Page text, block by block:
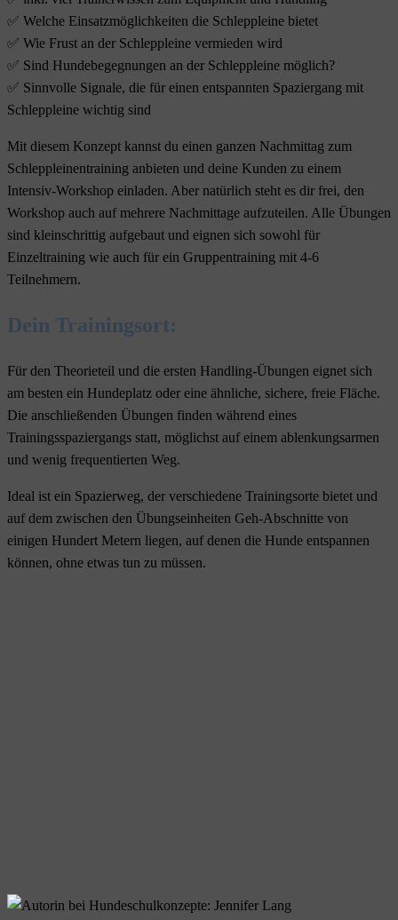
✅ Welche Einsatzmöglichkeiten die Schleppleine bietet
✅ Wie Frust an der Schleppleine vermieden wird
✅ Sind Hundebegegnungen an der Schleppleine möglich?
✅ Sinnvolle Signale, die für einen entspannten Spaziergang mit
Schleppleine wichtig sind
Mit diesem Konzept kannst du einen ganzen Nachmittag zum
Schleppleinentraining anbieten und deine Kunden zu einem
Intensiv-Workshop einladen. Aber natürlich steht es dir frei, den
Workshop auch auf mehrere Nachmittage aufzuteilen. Alle Übungen
sind kleinschrittig aufgebaut und eignen sich sowohl für
Einzeltraining wie auch für ein Gruppentraining mit 4-6
Teilnehmern.
Dein Trainingsort:
Für den Theorieteil und die ersten Handling-Übungen eignet sich
am besten ein Hundeplatz oder eine ähnliche, sichere, freie Fläche.
Die anschließenden Übungen finden während eines
Trainingsspaziergangs statt, möglichst auf einem ablenkungsarmen
und wenig frequentierten Weg.
Ideal ist ein Spazierweg, der verschiedene Trainingsorte bietet und
auf dem zwischen den Übungseinheiten Geh-Abschnitte von
einigen Hundert Metern liegen, auf denen die Hunde entspannen
können, ohne etwas tun zu müssen.